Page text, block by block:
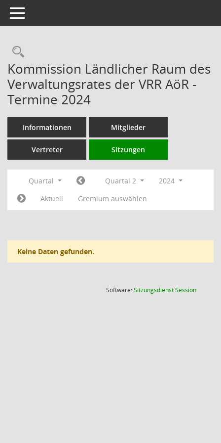
Toggle navigation
Rechercheauswahl
Kommission Ländlicher Raum des
Verwaltungsrates der VRR AöR -
Termine 2024
Informationen Mitglieder
Vertreter Sitzungen
Quartal Quartal 2
2024
Aktuell
Gremium auswählen
Keine Daten gefunden.
Software:SitzungsdienstSession(Wird in